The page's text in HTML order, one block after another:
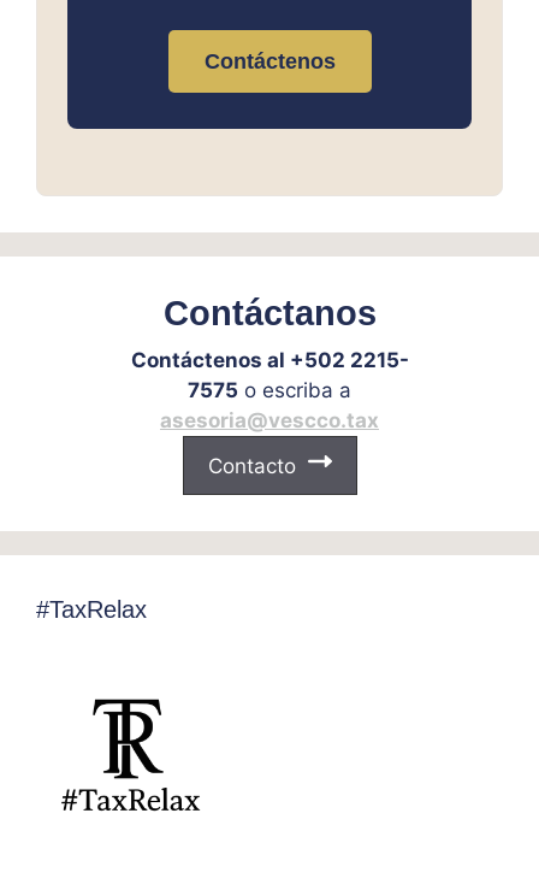
Contáctenos
Contáctanos
Contáctenos al +502 2215-
7575 o escriba a
asesoria@vescco.tax
Contacto
#TaxRelax